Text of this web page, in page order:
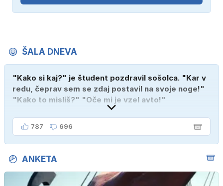
ŠALA DNEVA
"Kako si kaj?" je študent pozdravil sošolca. "Kar v
redu, čeprav sem se zdaj postavil na svoje noge!"
"Kako to misliš?" "Oče mi je vzel avto!"
787 696
ANKETA